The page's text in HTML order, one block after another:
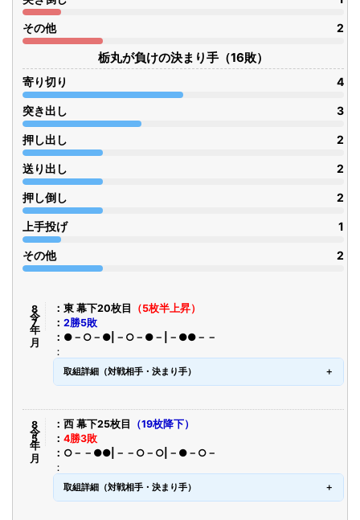
その他 2
栃丸が負けの決まり手（16敗）
寄り切り 4
突き出し 3
押し出し 2
送り出し 2
押し倒し 2
上手投げ 1
その他 2
令8年7月 東 幕下20枚目
（5枚半上昇）
2勝5敗
●－○－●|－○－●－|－●●－－
取組詳細（対戦相手・決まり手）
令8年5月 西 幕下25枚目
（19枚降下）
4勝3敗
○－－●●|－－○－○|－●－○－
取組詳細（対戦相手・決まり手）